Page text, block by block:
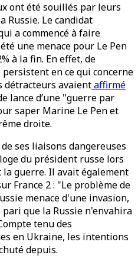
ont été souillés par leurs
Russie. Le candidat
a commencé à faire
une menace pour Le Pen
à la fin. En effet, de
en ce qui concerne
détracteurs avaientaffirmé
lance d’une "guerre par
saper Marine Le Pen et
droite.
ses liaisons dangereuses
du président russe lors
la guerre. Il avait également
France 2 : "Le problème de
menace d'une invasion,
pari que la Russie n'envahira
tenu des
en Ukraine, les intentions
depuis.